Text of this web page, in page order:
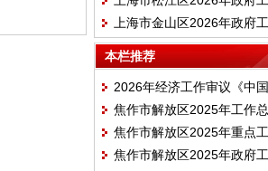
上海市金山区2026年政府
本栏推荐
2026年经济工作审议《中
依法治国工作条例》
焦作市解放区2025年工作
标
焦作市解放区2025年重点
焦作市解放区2025年政府